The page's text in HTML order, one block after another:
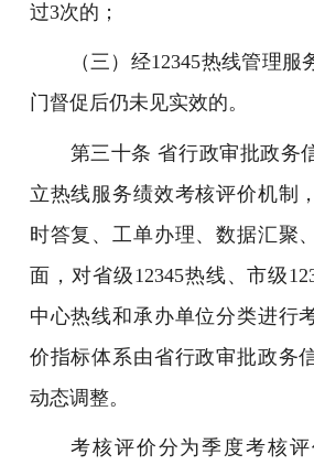
过3次的；
（三）经12345热线管理
门督促后仍未见实效的。
第三十条 省行政审批政务
立热线服务绩效考核评价机制
时答复、工单办理、数据汇聚
面，对省级12345热线、市级
中心热线和承办单位分类进行
价指标体系由省行政审批政务
动态调整。
考核评价分为季度考核